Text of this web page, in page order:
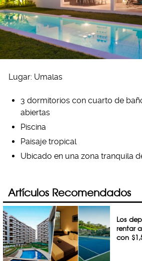
Lugar: Umalas
3 dormitorios con cuarto de
abiertas
Piscina
Paisaje tropical
Ubicado en una zona tranquila
Artículos Recomendados
Los
rentar
con